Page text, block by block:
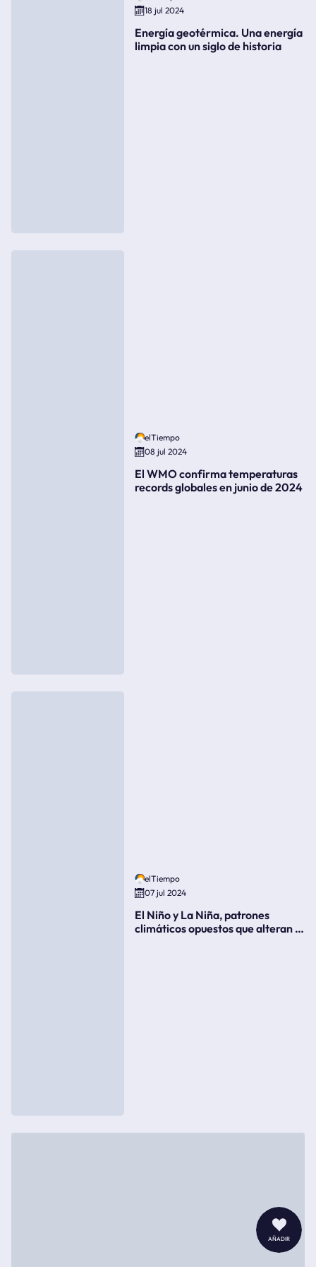
añadir
18 jul 2024
Energía geotérmica. Una energía
limpia con un siglo de historia
elTiempo
08 jul 2024
El WMO confirma temperaturas
records globales en junio de 2024
elTiempo
07 jul 2024
El Niño y La Niña, patrones
climáticos opuestos que alteran la